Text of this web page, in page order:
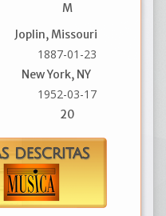
M
Joplin, Missouri
1887-01-23
New York, NY
1952-03-17
20